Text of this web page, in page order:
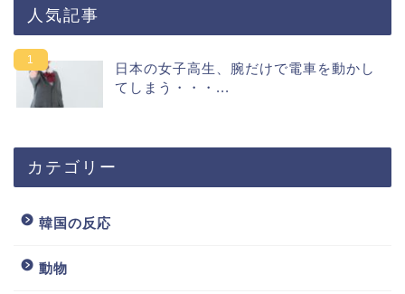
人気記事
日本の女子高生、腕だけで電車を動かし
てしまう・・・...
カテゴリー
韓国の反応
動物